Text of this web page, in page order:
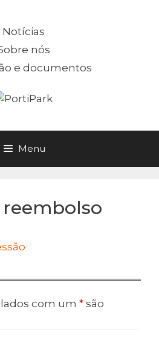
Notícias
nós
e documentos
Menu
com um * são